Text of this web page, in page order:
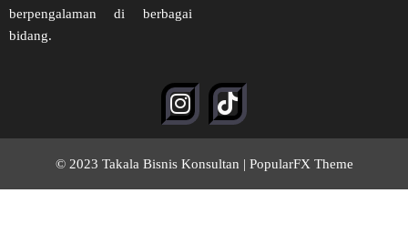
berpengalaman di berbagai
bidang.
© 2023 Takala Bisnis Konsultan | PopularFX Theme